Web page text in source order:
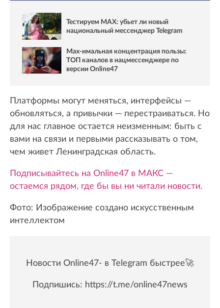
Тестируем MAX: убьет ли новый
национальный мессенджер Telegram
Max-имальная концентрация пользы:
ТОП каналов в нацмессенджере по
версии Online47
Платформы могут меняться, интерфейсы —
обновляться, а привычки — перестраиваться. Но
для нас главное остается неизменным: быть с
вами на связи и первыми рассказывать о том,
чем живет Ленинградская область.
Подписывайтесь на Online47 в МАКС —
остаемся рядом, где бы вы ни читали новости.
Фото: Изображение создано искусственным
интеллектом
Новости Online47- в Telegram быстрее🚀
Подпишись: https://t.me/online47news